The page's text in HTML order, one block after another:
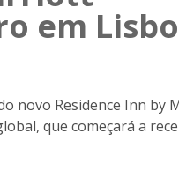
em
novo Residence Inn by
que começará a